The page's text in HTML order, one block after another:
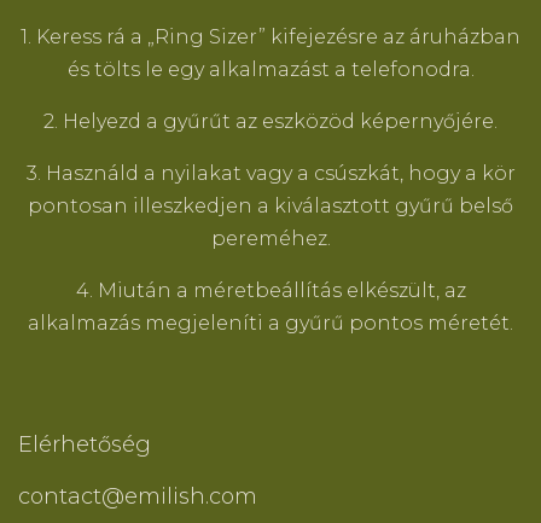
1. Keress rá a „Ring Sizer” kifejezésre az áruházban
és tölts le egy alkalmazást a telefonodra.
2. Helyezd a gyűrűt az eszközöd képernyőjére.
3. Használd a nyilakat vagy a csúszkát, hogy a kör
pontosan illeszkedjen a kiválasztott gyűrű belső
pereméhez.
4. Miután a méretbeállítás elkészült, az
alkalmazás megjeleníti a gyűrű pontos méretét.
Elérhetőség
contact@emilish.com